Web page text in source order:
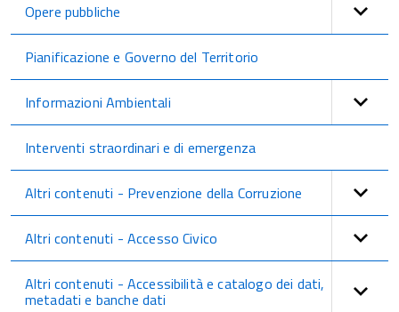
Opere pubbliche
Pianificazione e Governo del Territorio
Informazioni Ambientali
Interventi straordinari e di emergenza
Altri contenuti - Prevenzione della Corruzione
Altri contenuti - Accesso Civico
Altri contenuti - Accessibilità e catalogo dei dati,
metadati e banche dati